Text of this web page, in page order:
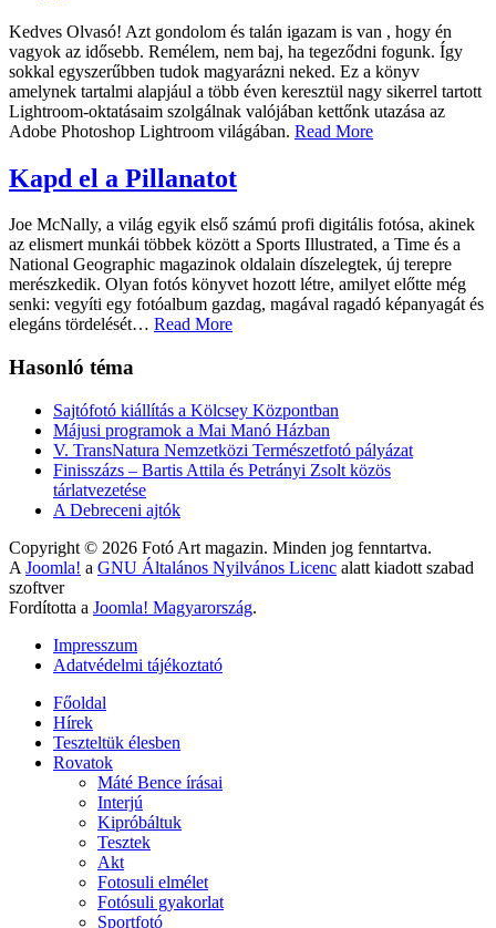
Kedves Olvasó! Azt gondolom és talán igazam is van , hogy én
vagyok az idősebb. Remélem, nem baj, ha tegeződni fogunk. Így
sokkal egyszerűbben tudok magyarázni neked. Ez a könyv
amelynek tartalmi alapjául a több éven keresztül nagy sikerrel tartott
Lightroom-oktatásaim szolgálnak valójában kettőnk utazása az
Adobe Photoshop Lightroom világában. Read More
Kapd el a Pillanatot
Joe McNally, a világ egyik első számú profi digitális fotósa, akinek
az elismert munkái többek között a Sports Illustrated, a Time és a
National Geographic magazinok oldalain díszelegtek, új terepre
merészkedik. Olyan fotós könyvet hozott létre, amilyet előtte még
senki: vegyíti egy fotóalbum gazdag, magával ragadó képanyagát és
elegáns tördelését… Read More
Hasonló téma
Sajtófotó kiállítás a Kölcsey Központban
Májusi programok a Mai Manó Házban
V. TransNatura Nemzetközi Természetfotó pályázat
Finisszázs – Bartis Attila és Petrányi Zsolt közös
tárlatvezetése
A Debreceni ajtók
Copyright © 2026 Fotó Art magazin. Minden jog fenntartva.
A Joomla! a GNU Általános Nyilvános Licenc alatt kiadott szabad
szoftver
Fordította a Joomla! Magyarország.
Impresszum
Adatvédelmi tájékoztató
Főoldal
Hírek
Teszteltük élesben
Rovatok
Máté Bence írásai
Interjú
Kipróbáltuk
Tesztek
Akt
Fotosuli elmélet
Fotósuli gyakorlat
Sportfotó